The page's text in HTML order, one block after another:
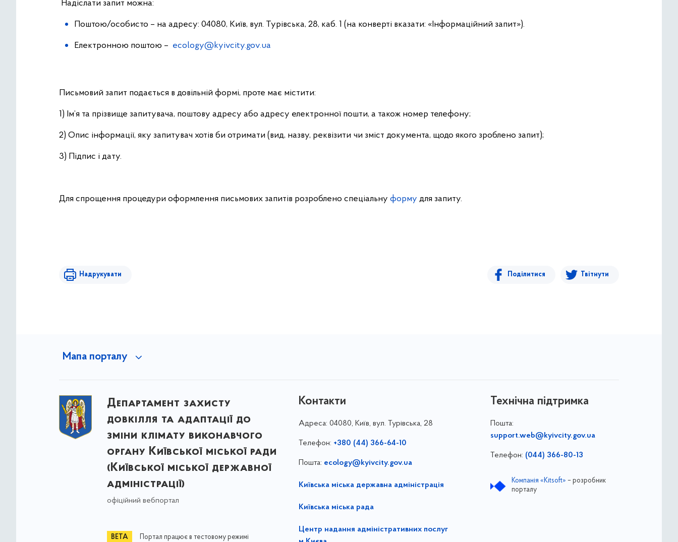
Надіслати запит можна:
Поштою/особисто – на адресу: 04080, Київ, вул. Турівська, 28, каб. 1 (на конверті вказати: «Інформаційний запит»).
Електронною поштою – ecology@kyivcity.gov.ua
Письмовий запит подається в довільній формі, проте має містити:
1) Ім’я та прізвище запитувача, поштову адресу або адресу електронної пошти, а також номер телефону;
2) Опис інформації, яку запитувач хотів би отримати (вид, назву, реквізити чи зміст документа, щодо якого зроблено запит);
3) Підпис і дату.
Для спрощення процедури оформлення письмових запитів розроблено спеціальну форму для запиту.
Надрукувати Поділитися Твітнути
Мапа порталу
Департамент захисту
довкілля та адаптації до
зміни клімату виконавчого
органу Київської міської ради
(Київської міської державної
адміністрації)
офіційний вебпортал
Портал працює в тестовому режимі
Контакти
Адреса: 04080, Київ, вул. Турівська, 28
Телефон: +380 (44) 366-64-10
Пошта: ecology@kyivcity.gov.ua
Київська міська державна адміністрація
Київська міська рада
Центр надання адміністративних послуг
Технічна підтримка
Пошта:
support.web@kyivcity.gov.ua
Телефон: (044) 366-80-13
Компанія «Kitsoft» – розробник
порталу